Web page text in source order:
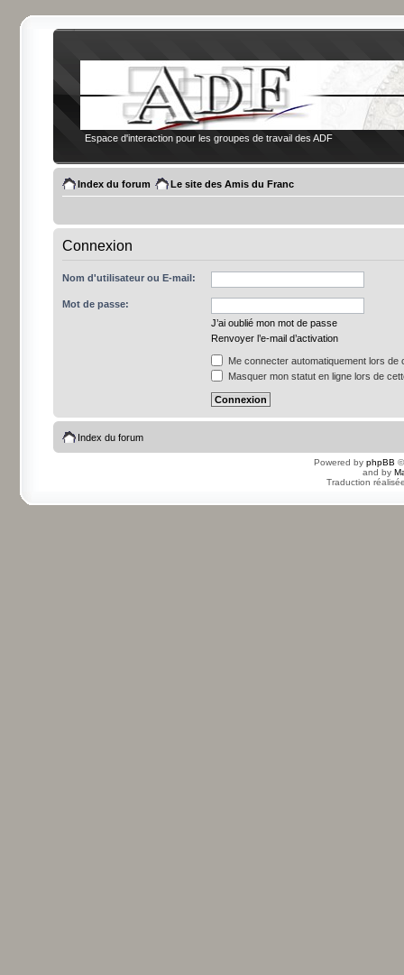
Espace d'interaction pour les groupes de travail des ADF
Index du forum Le site des Amis du Franc
Connexion
Nom d'utilisateur ou E-mail:
Mot de passe:
J’ai oublié mon mot de passe
Renvoyer l’e-mail d’activation
Me connecter automatiquement lors de
Masquer mon statut en ligne lors de
Index du forum
Powered by phpBB
and by
Traduction